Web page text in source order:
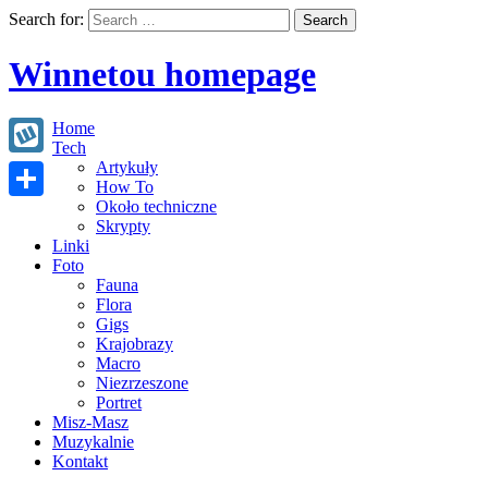
Search for:
Winnetou homepage
Home
Tech
Artykuły
How To
Około techniczne
Skrypty
Linki
Foto
Fauna
Flora
Gigs
Krajobrazy
Macro
Niezrzeszone
Portret
Misz-Masz
Muzykalnie
Kontakt
Wykop